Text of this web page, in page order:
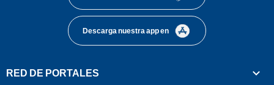
Descarga nuestra app en
RED DE PORTALES